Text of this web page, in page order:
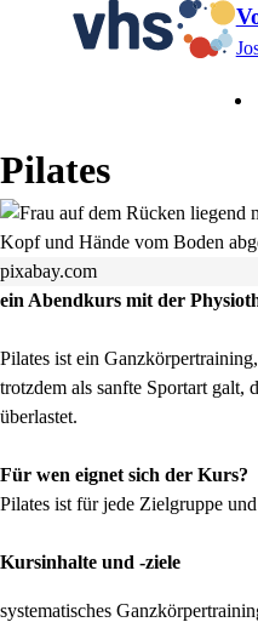
Pilates
pixabay.com
ein Abendkurs mit der
Pilates ist ein
trotzdem als sanfte Sportart galt,
überlastet.
Für wen eignet sich der Kurs?
Pilates ist für jede Zielgruppe
Kursinhalte und -ziele
systematisches